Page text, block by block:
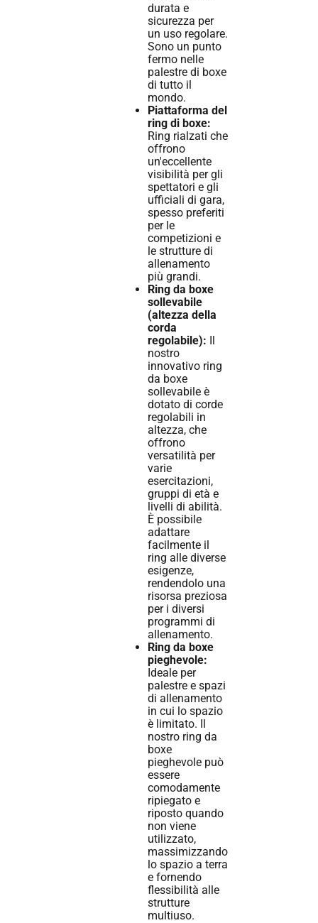
durata e
sicurezza per
un uso regolare.
Sono un punto
fermo nelle
palestre di boxe
di tutto il
mondo.
Piattaforma del
ring di boxe:
Ring rialzati che
offrono
un'eccellente
visibilità per gli
spettatori e gli
ufficiali di gara,
spesso preferiti
per le
competizioni e
le strutture di
allenamento
più grandi.
Ring da boxe
sollevabile
(altezza della
corda
regolabile): Il
nostro
innovativo ring
da boxe
sollevabile è
dotato di corde
regolabili in
altezza, che
offrono
versatilità per
varie
esercitazioni,
gruppi di età e
livelli di abilità.
È possibile
adattare
facilmente il
ring alle diverse
esigenze,
rendendolo una
risorsa preziosa
per i diversi
programmi di
allenamento.
Ring da boxe
pieghevole:
Ideale per
palestre e spazi
di allenamento
in cui lo spazio
è limitato. Il
nostro ring da
boxe
pieghevole può
essere
comodamente
ripiegato e
riposto quando
non viene
utilizzato,
massimizzando
lo spazio a terra
e fornendo
flessibilità alle
strutture
multiuso.